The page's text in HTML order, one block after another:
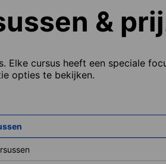
&
Elke cursus heeft een speciale
opties te bekijken.